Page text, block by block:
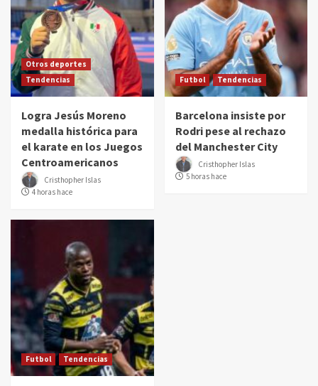
Otros deportes
Tendencias
Logra Jesús Moreno
medalla histórica para
el karate en los Juegos
Centroamericanos
Cristhopher Islas
4 horas hace
Futbol Tendencias
Barcelona insiste por
Rodri pese al rechazo
del Manchester City
Cristhopher Islas
5 horas hace
Futbol Tendencias